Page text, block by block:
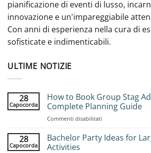
pianificazione di eventi di lusso,
innovazione e un'impareggiabile
Con anni di esperienza nella cura di
sofisticate e indimenticabili.
ULTIME NOTIZIE
28
Capocorda
How to Book Group Stag
Complete Planning Guide
Commenti disabilitati
to
28
Capocorda
Bachelor Party Ideas for
Activities